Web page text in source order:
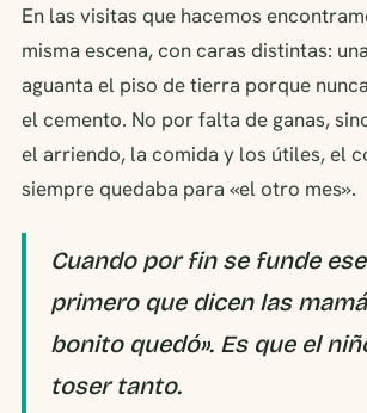
En las visitas que hacemos
misma escena, con caras distintas:
aguanta el piso de tierra porque
el cemento. No por falta de ganas,
el arriendo, la comida y los útiles, el
siempre quedaba para «el otro mes».
Cuando por fin se funde
primero que dicen las
bonito quedó». Es que el
toser tanto.